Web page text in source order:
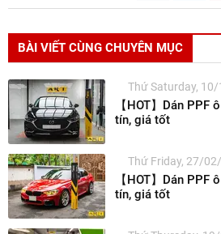
BÀI VIẾT CÙNG CHUYÊN MỤC
Thứ Saturday,
【HOT】Dán PPF
tín, giá tốt
Thứ Friday, 27/
【HOT】Dán PPF
tín, giá tốt